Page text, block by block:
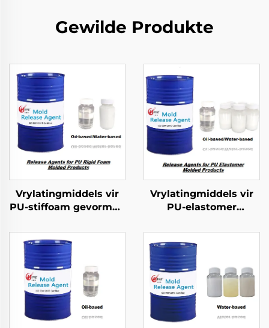
Gewilde Produkte
Vrylatingmiddels vir
PU-stiffoam gevormde
Vrylatingmiddels vir
PU-elastomer